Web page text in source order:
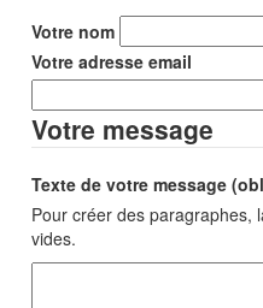
Votre nom
Votre adresse email
Votre message
Texte de votre message
Pour créer des paragraphes,
vides.